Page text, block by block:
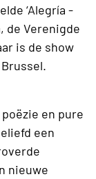
‘Alegría -
de Verenigde
is de show
en pure
een
nieuwe